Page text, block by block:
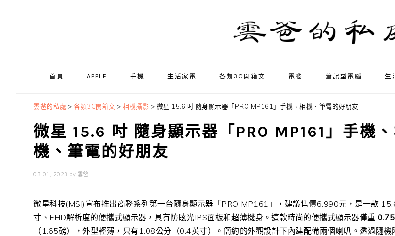
首頁 APPLE 手機 生活家電 各類3C開箱文 電腦 筆記型電腦 生
雲爸的私處 > 各類3C開箱文 > 相機攝影 > 微星 15.6 吋 隨身顯示器「PRO MP161」手機、相機、筆電的好朋友
微星 15.6 吋 隨身顯示器「PRO MP161」手機、
機、筆電的好朋友
03 01, 2023 by 雲爸
微星科技(MSI) 宣布推出商務系列第一台隨身顯示器「PRO MP161 」，建議售價6,990元，是一款
寸、 FHD解析度的便攜式顯示器，具有防眩光IPS面板和超薄機身。這款時尚的便攜式顯示器僅重 0.75
（ 1.65磅），外型輕薄，只有 1.08公分（0.4英寸）。簡約的外觀設計下內建配備兩個喇叭。透過隨機